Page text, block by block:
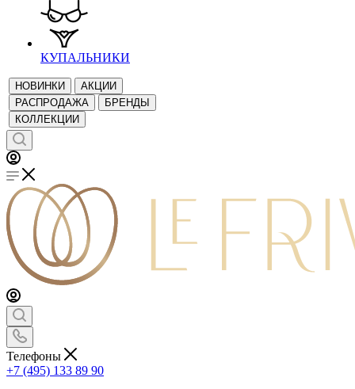
КУПАЛЬНИКИ
НОВИНКИ
АКЦИИ
РАСПРОДАЖА
БРЕНДЫ
КОЛЛЕКЦИИ
Телефоны
+7 (495) 133 89 90